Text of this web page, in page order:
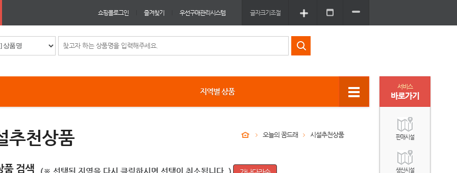
쇼핑몰로그인 즐겨찾기 우선구매관리시스템 글자크기조절
지역별 상품
추천상품 오늘의 꿈드래 시설추천상품
품 검색
서비스
바로가기
판매시설
생산시설